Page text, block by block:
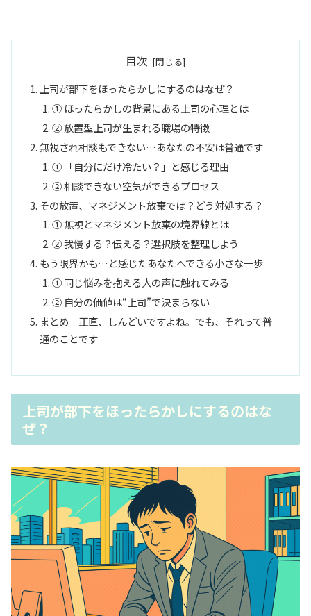
目次
上司が部下をほったらかしにするのはなぜ？
① ほったらかしの背景にある上司の心理とは
② 放置型上司が生まれる職場の特徴
無視され相談もできない…あなたの不安は普通です
① 「自分にだけ冷たい？」と感じる理由
② 相談できない空気ができるプロセス
その放置、マネジメント放棄では？どう対処する？
① 無視とマネジメント放棄の境界線とは
② 我慢する？伝える？選択肢を整理しよう
もう限界かも…と感じたあなたへできる小さな一歩
① 同じ悩みを抱える人の声に触れてみる
② 自分の価値は“上司”で決まらない
まとめ｜正直、しんどいですよね。でも、それって普
通のことです
上司が部下をほったらかしにするのはな
ぜ？